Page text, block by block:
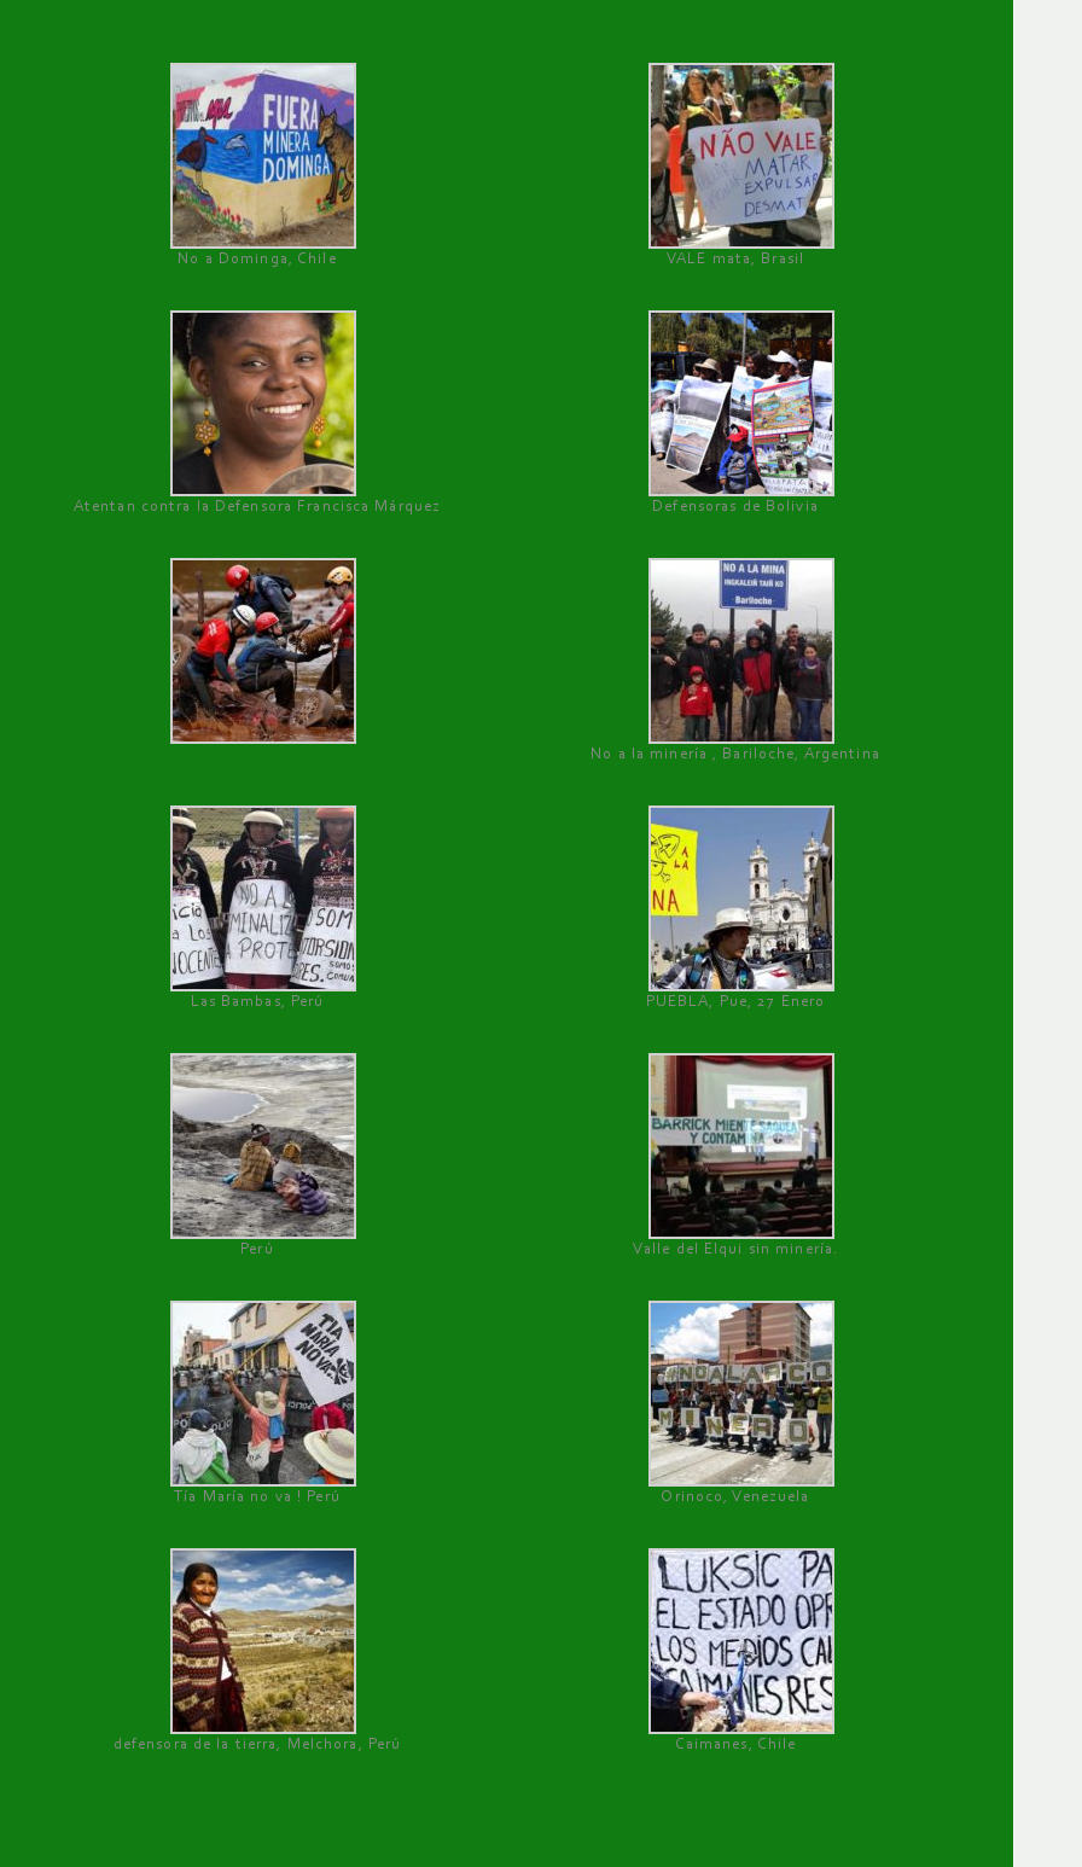
No a Dominga, Chile
VALE mata, Brasil
Atentan contra la Defensora Francisca Márquez Defensoras de Bolivia
No a la minería , Bariloche, Argentina
Las Bambas, Perú PUEBLA, Pue, 27 Enero
Perú Valle del Elqui sin minería.
Tía María no va ! Perú Orinoco, Venezuela
defensora de la tierra, Melchora, Perú Caimanes, Chile